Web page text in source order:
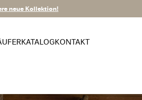
neue Kollektion!
KATALOGKONTAKT